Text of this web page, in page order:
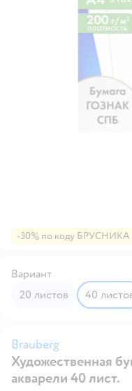
-30% по коду БРУСНИКА
Вариант
20 листов
40
Brauberg
Художественная
акварели 40 лист.